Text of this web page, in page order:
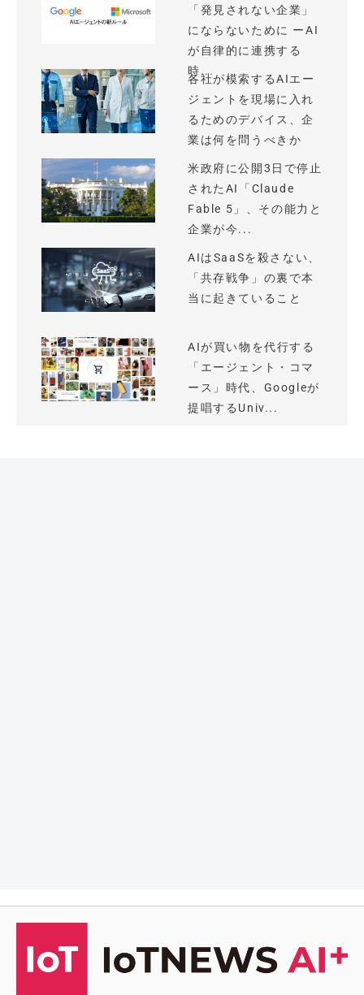
「発見されない企業」
にならないために ーAI
が自律的に連携する
時...
各社が模索するAIエー
ジェントを現場に入れ
るためのデバイス、企
業は何を問うべきか
米政府に公開3日で停止
されたAI「Claude
Fable 5」、その能力と
企業が今...
AIはSaaSを殺さない、
「共存戦争」の裏で本
当に起きていること
AIが買い物を代行する
「エージェント・コマ
ース」時代、Googleが
提唱するUniv...